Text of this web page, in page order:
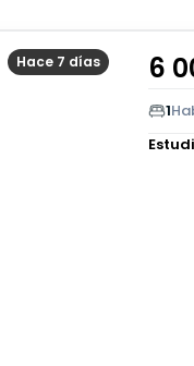
Hace 7 días 6
1